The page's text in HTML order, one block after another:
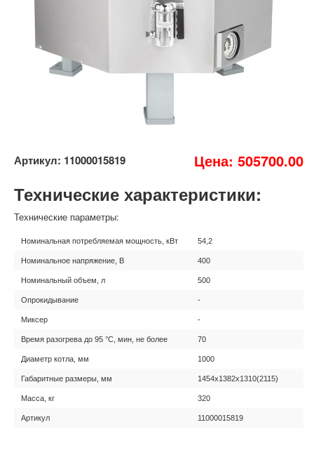
Артикул: 11000015819 Цена: 505700.00
Технические характеристики:
Технические параметры:
Номинальная потребляемая мощность, кВт 54,2
Номинальное напряжение, В 400
Номинальный объем, л 500
Опрокидывание -
Миксер -
Время разогрева до 95 °C, мин, не более 70
Диаметр котла, мм 1000
Габаритные размеры, мм 1454x1382х1310(2115)
Масса, кг 320
Артикул 11000015819